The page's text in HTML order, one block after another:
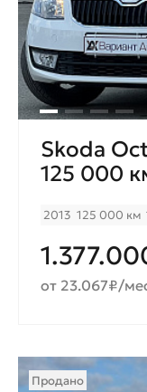
Skoda
125 000
2013 125 000 км
от 23.067₽/
Продано